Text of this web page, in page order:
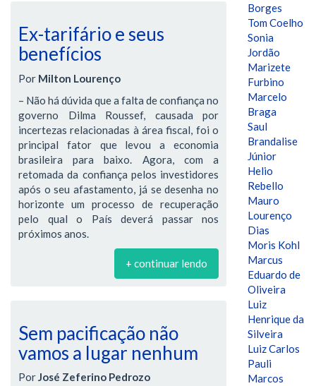
Ex-tarifário e seus
benefícios
Por Milton Lourenço
– Não há dúvida que a falta de confiança no
governo Dilma Roussef, causada por
incertezas relacionadas à área fiscal, foi o
principal fator que levou a economia
brasileira para baixo. Agora, com a
retomada da confiança pelos investidores
após o seu afastamento, já se desenha no
horizonte um processo de recuperação
pelo qual o País deverá passar nos
próximos anos.
+ continuar lendo
Sem pacificação não
vamos a lugar nenhum
PorJosé Zeferino Pedrozo
Borges
Tom Coelho
Sonia
Jordão
Marizete
Furbino
Marcelo
Braga
Saul
Brandalise
Júnior
Helio
Rebello
Mauro
Lourenço
Dias
Moris Kohl
Marcus
Eduardo de
Oliveira
Luiz
Henrique da
Silveira
Luiz Carlos
Pauli
Marcos